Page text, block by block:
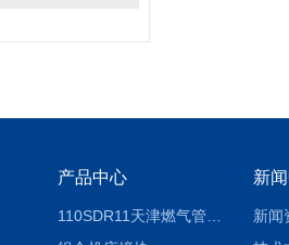
产品中心 新
新闻